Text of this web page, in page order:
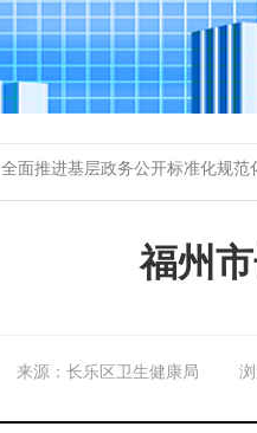
全面推进基层政务公开标准化规范
福州
来源：长乐区卫生健康局